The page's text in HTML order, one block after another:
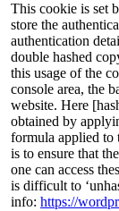
This cookie is set
store the
authentication
double hashed
this usage of the
console area, the
website. Here
obtained by
formula applied to
is to ensure that
one can access
is difficult to
info: https://